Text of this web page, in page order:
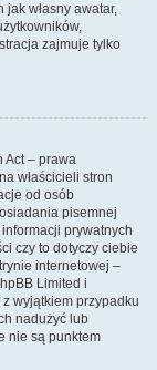
własny awatar,
zajmuje tylko
Act – prawa
właścicieli stron
od osób
pisemnej
prywatnych
czy to dotyczy ciebie
internetowej –
Limited i
wyjątkiem przypadku
nadużyć lub
nie są punktem